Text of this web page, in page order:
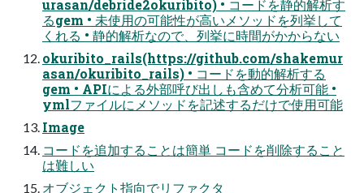
urasan/debride2okuribito) • コードを静的解析す
るgem • 未使用の可能性が高いメソッドを列挙して
くれる • 静的解析なので、列挙に時間がかからない
okuribito_rails(https://github.com/shakemur
asan/okuribito_rails) • コードを動的解析する
gem • APIによる外部呼び出しも含めて分析可能 •
ymlファイルにメソッドを記述するだけで使用可能
Image
コードを追加することは簡単 コードを削除すること
は難しい
オブジェクト指向でリファクタ